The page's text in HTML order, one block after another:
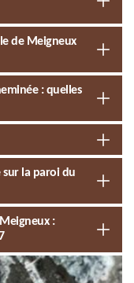
de Meigneux
: quelles
sur la paroi du
: